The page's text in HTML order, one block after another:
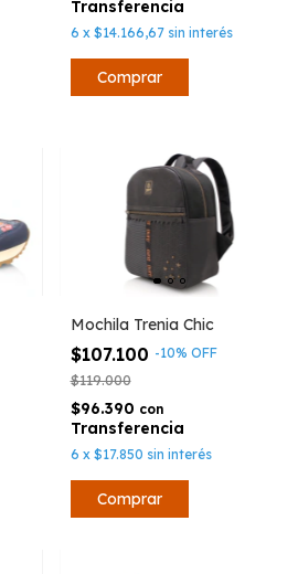
6 x $14.166,67 sin interés
Mochila Trenia Chic
$107.100 -10% OFF
$119.000
$96.390 con
6 x $17.850 sin interés